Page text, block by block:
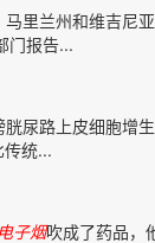
里兰州和维吉尼
门报告...
尿路上皮细胞增
传统...
电子烟吹成了药品，